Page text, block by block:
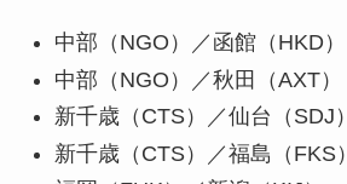
中部（NGO）／函館（HKD）
中部（NGO）／秋田（AXT）
新千歳（CTS）／仙台（SDJ）
新千歳（CTS）／福島（FKS）